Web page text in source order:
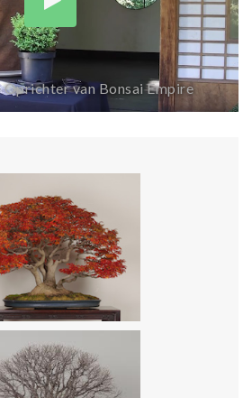
Oprichter van Bonsai Empire